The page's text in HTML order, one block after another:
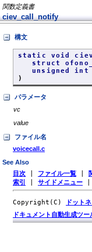
関数定義書
ciev_call_notify
構文
static void
struct
unsigned int
)
パラメータ
vc
value
ファイル名
voicecall.c
See Also
目次 ファイル一覧
索引
サイドメニュー
Copyright(C) ドット
ドキュメント自動生成ツ